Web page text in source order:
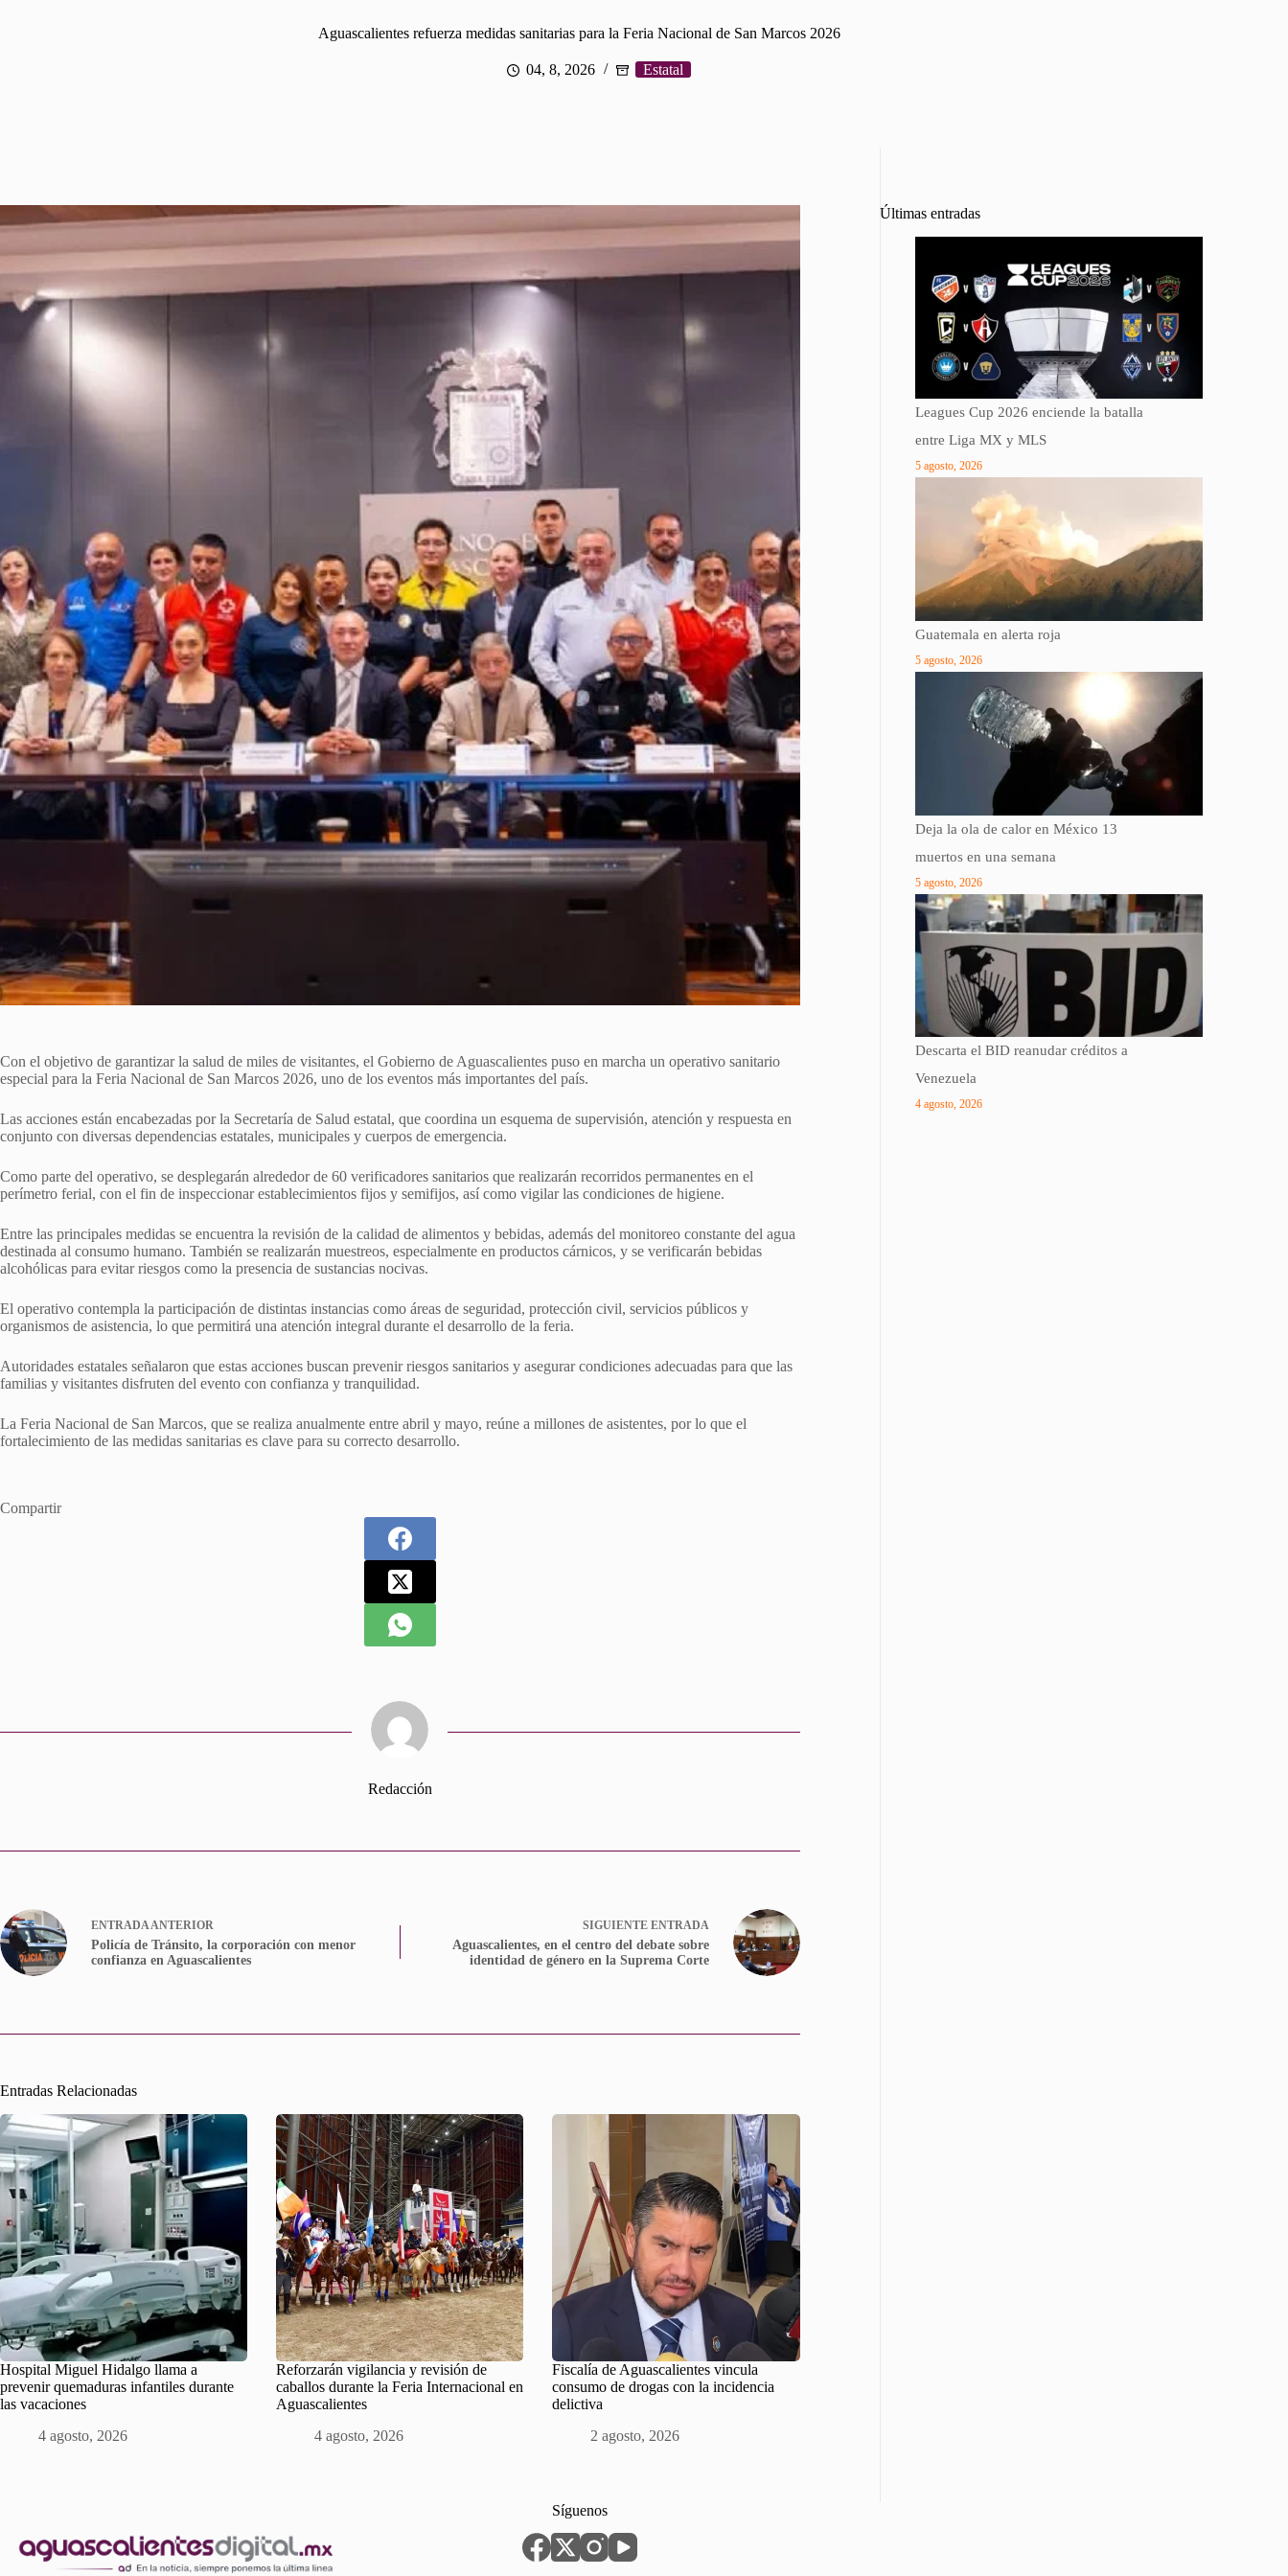
Aguascalientes refuerza medidas sanitarias para la Feria Nacional de San Marcos 2026
04, 8, 2026 Estatal
Con el objetivo de garantizar la salud de miles de visitantes, el Gobierno de Aguascalientes puso en marcha un operativo sanitario
especial para la Feria Nacional de San Marcos 2026, uno de los eventos más importantes del país.
Las acciones están encabezadas por la Secretaría de Salud estatal, que coordina un esquema de supervisión, atención y respuesta en
conjunto con diversas dependencias estatales, municipales y cuerpos de emergencia.
Como parte del operativo, se desplegarán alrededor de 60 verificadores sanitarios que realizarán recorridos permanentes en el
perímetro ferial, con el fin de inspeccionar establecimientos fijos y semifijos, así como vigilar las condiciones de higiene.
Entre las principales medidas se encuentra la revisión de la calidad de alimentos y bebidas, además del monitoreo constante del agua
destinada al consumo humano. También se realizarán muestreos, especialmente en productos cárnicos, y se verificarán bebidas
alcohólicas para evitar riesgos como la presencia de sustancias nocivas.
El operativo contempla la participación de distintas instancias como áreas de seguridad, protección civil, servicios públicos y
organismos de asistencia, lo que permitirá una atención integral durante el desarrollo de la feria.
Autoridades estatales señalaron que estas acciones buscan prevenir riesgos sanitarios y asegurar condiciones adecuadas para que las
familias y visitantes disfruten del evento con confianza y tranquilidad.
La Feria Nacional de San Marcos, que se realiza anualmente entre abril y mayo, reúne a millones de asistentes, por lo que el
fortalecimiento de las medidas sanitarias es clave para su correcto desarrollo.
Compartir
Redacción
ENTRADAANTERIOR
Policía de Tránsito, la corporación con menor
confianza en Aguascalientes
SIGUIENTE ENTRADA
Aguascalientes, en el centro del debate sobre
identidad de género en la Suprema Corte
Entradas Relacionadas
Hospital Miguel Hidalgo llama a
prevenir quemaduras infantiles durante
las vacaciones
4 agosto, 2026
Reforzarán vigilancia y revisión de
caballos durante la Feria Internacional en
Aguascalientes
4 agosto, 2026
Fiscalía de Aguascalientes vincula
consumo de drogas con la incidencia
delictiva
2 agosto, 2026
Últimas entradas
Leagues Cup 2026 enciende la batalla
entre Liga MX y MLS
5 agosto, 2026
Guatemala en alerta roja
5 agosto, 2026
Deja la ola de calor en México 13
muertos en una semana
5 agosto, 2026
Descarta el BID reanudar créditos a
Venezuela
4 agosto, 2026
Síguenos